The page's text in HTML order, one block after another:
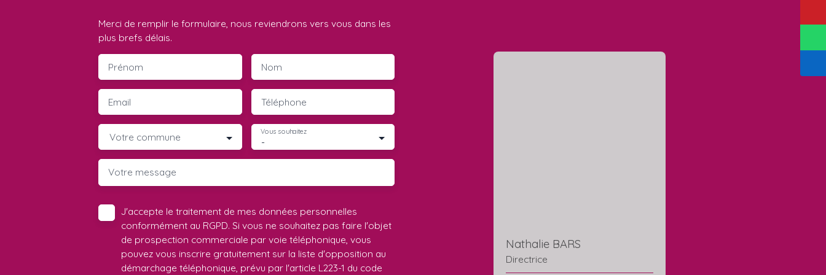
Merci de remplir le formulaire, nous reviendrons vers vous dans les
plus brefs délais.
Prénom Nom
Email Téléphone
Votre commune -
Vous souhaitez
Votre message
J'accepte le traitement de mes données personnelles
conformément au RGPD. Si vous ne souhaitez pas faire l'objet
de prospection commerciale par voie téléphonique, vous
pouvez vous inscrire gratuitement sur la liste d'opposition au
démarchage téléphonique, prévu par l'article L223-1 du code
Nathalie BARS
Directrice